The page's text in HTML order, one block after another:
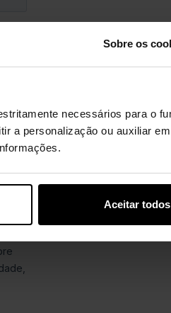
Sobre os
necessários para o
a personalização ou auxiliar
Aceitar todos